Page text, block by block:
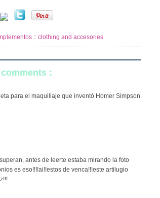
:: clothing and accesories
:
para el maquillaje que inventó Homer Simpson
antes de leerte estaba mirando la foto
es eso!!!!ai!!estos de venca!!!este artilugio